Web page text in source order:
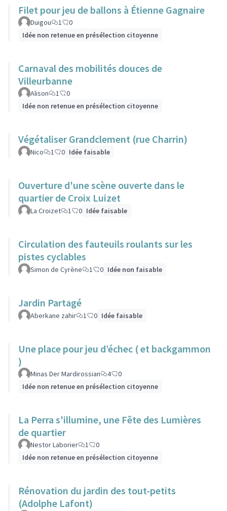
Filet pour jeu de ballons à Étienne Gagnaire
Duigou 1
0
Idée non retenue en présélection citoyenne
Carnaval des mobilités douces de
Villeurbanne
Alison 1
0
Idée non retenue en présélection citoyenne
Végétaliser Grandclement (rue Charrin)
Nico 1 0 Idée faisable
Ouverture d'une scène ouverte dans le
quartier de Croix Luizet
La Croizet 1 0 Idée faisable
Circulation des fauteuils roulants sur les
pistes cyclables
Simon de Cyrène 1 0 Idée non faisable
Jardin Partagé
Aberkane zahir 1 0 Idée faisable
Une place pour jeu d’échec ( et backgammon
)
Minas Der Mardirossian 4
0
Idée non retenue en présélection citoyenne
La Perra s'illumine, une Fête des Lumières
de quartier
Nestor Laborier 1
0
Idée non retenue en présélection citoyenne
Rénovation du jardin des tout-petits
(Adolphe Lafont)